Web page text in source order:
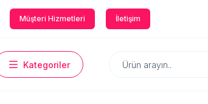
Müşteri Hizmetleri İletişim
Kategoriler